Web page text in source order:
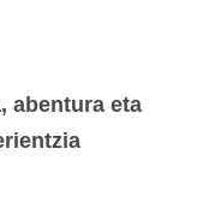
abentura eta